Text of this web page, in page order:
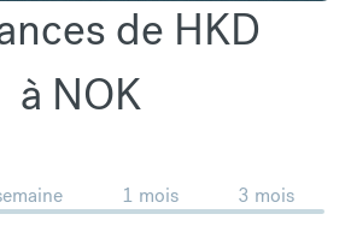
de HKD
à NOK
1 mois 3 mois